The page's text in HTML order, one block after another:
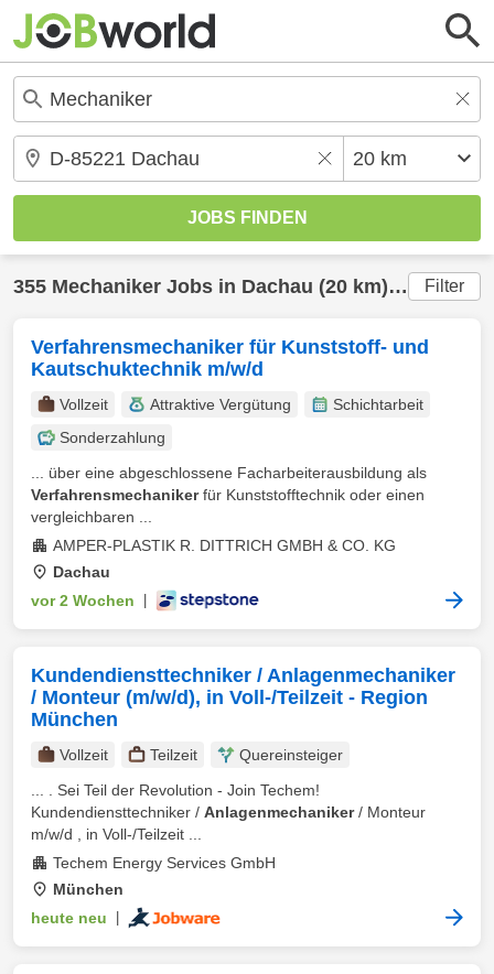
355 Mechaniker Jobs in Dachau (20 km) gefunden Filter
Verfahrensmechaniker für Kunststoff- und
Kautschuktechnik m/w/d
Vollzeit Attraktive Vergütung
Schichtarbeit
Sonderzahlung
... über eine abgeschlossene Facharbeiterausbildung als
Verfahrensmechanikerfür Kunststofftechnik oder einen
vergleichbaren ...
AMPER-PLASTIK R. DITTRICH GMBH & CO. KG
Dachau
vor 2 Wochen
Kundendiensttechniker / Anlagenmechaniker
/ Monteur (m/w/d), in Voll-/Teilzeit - Region
München
Vollzeit Teilzeit
Quereinsteiger
... . Sei Teil der Revolution - Join Techem!
Kundendiensttechniker / Anlagenmechaniker/ Monteur
m/w/d , in Voll-/Teilzeit ...
Techem Energy Services GmbH
München
heute neu